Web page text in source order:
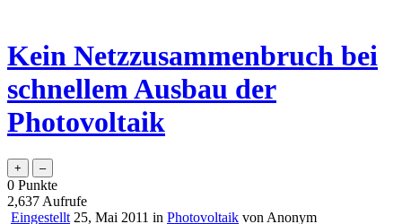
Kein Netzzusammenbruch bei
schnellem Ausbau der
Photovoltaik
0 Punkte
2,637 Aufrufe
Eingestellt 25, Mai 2011 in Photovoltaik von Anonym